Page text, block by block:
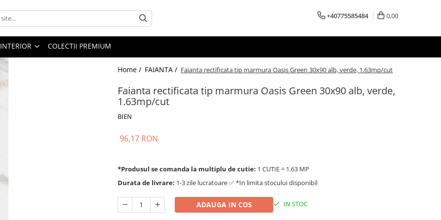
+40775585484 0,00
COLECTII PREMIUM
Home / FAIANTA / Faianta rectificata tip marmura Oasis Green 30x90 alb, verde, 1.63mp/cut
Faianta rectificata tip marmura Oasis Green 30x90 alb, verde,
1.63mp/cut
BIEN
96,17 RON
*Produsul se comanda la multiplu de cutie: 1 CUTIE = 1.63 MP
Durata de livrare: 1-3 zile lucratoare ✅ *In limita stocului disponibil
ADAUGA IN COS IN STOC